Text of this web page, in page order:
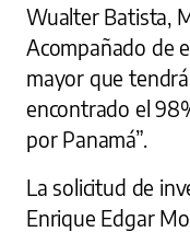
Wualter Batista,
Acompañado de
mayor que
encontrado el
por Panamá”.
La solicitud de
Enrique Edgar